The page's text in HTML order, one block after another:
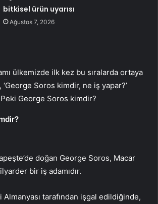
bitkisel ürün uyarısı
Ağustos 7, 2026
ülkemizde ilk kez bu sıralarda ortaya
‘George Soros kimdir, ne iş yapar?’
Peki George Soros kimdir?
doğan George Soros, Macar
bir iş adamıdır.
Almanyası tarafından işgal edildiğinde,